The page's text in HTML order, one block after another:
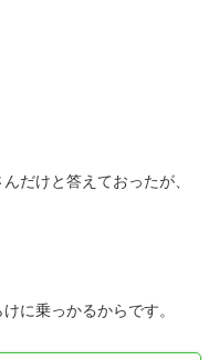
だけと答えておったが、
に乗っかるからです。